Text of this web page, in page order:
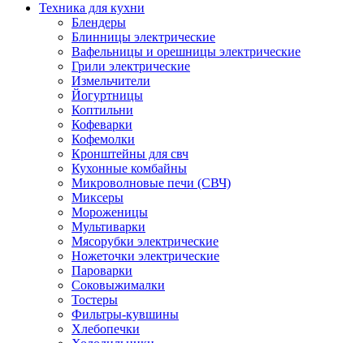
Техника для кухни
Блендеры
Блинницы электрические
Вафельницы и орешницы электрические
Грили электрические
Измельчители
Йогуртницы
Коптильни
Кофеварки
Кофемолки
Кронштейны для свч
Кухонные комбайны
Микроволновые печи (СВЧ)
Миксеры
Мороженицы
Мультиварки
Мясорубки электрические
Ножеточки электрические
Пароварки
Соковыжималки
Тостеры
Фильтры-кувшины
Хлебопечки